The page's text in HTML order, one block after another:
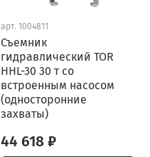
арт. 1004811
Съемник
гидравлический TOR
HHL-30 30 т со
встроенным насосом
(односторонние
захваты)
44 618 ₽